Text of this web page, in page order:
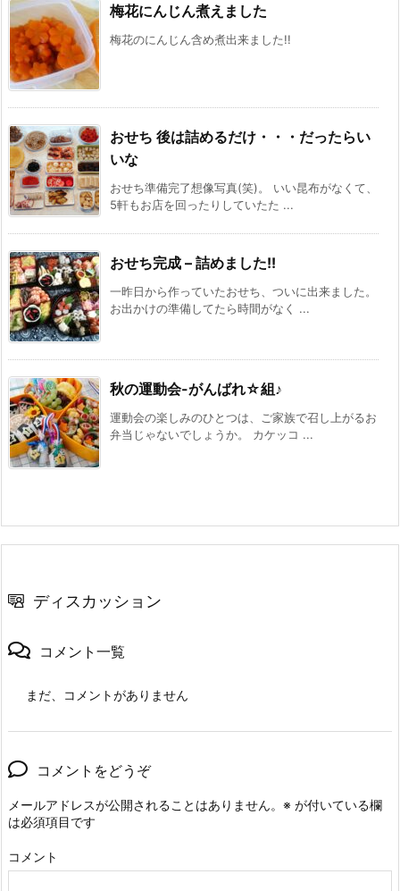
梅花にんじん煮えました
梅花のにんじん含め煮出来ました!!
おせち 後は詰めるだけ・・・だったらい
いな
おせち準備完了想像写真(笑)。 いい昆布がなくて、
5軒もお店を回ったりしていたた ...
おせち完成 – 詰めました!!
一昨日から作っていたおせち、ついに出来ました。
お出かけの準備してたら時間がなく ...
秋の運動会-がんばれ☆組♪
運動会の楽しみのひとつは、ご家族で召し上がるお
弁当じゃないでしょうか。 カケッコ ...
ディスカッション
コメント一覧
まだ、コメントがありません
コメントをどうぞ
メールアドレスが公開されることはありません。 ※ が付いている欄
は必須項目です
コメント